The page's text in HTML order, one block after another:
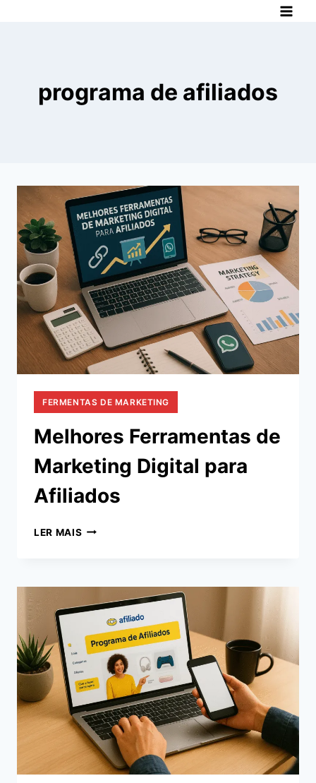
programa de afiliados
FERMENTAS DE MARKETING
Melhores Ferramentas de
Marketing Digital para
Afiliados
LER MAIS MELHORES
DIGITAL
PARA
AFILIADOS